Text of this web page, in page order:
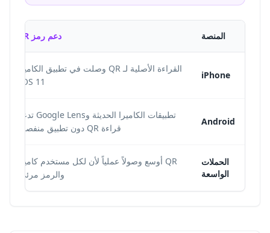
المنصة دعم رمز QR
iPhone
القراءة الأصلية لـ QR وصلت في تطبيق الكاميرا
iOS 11.
Android
تطبيقات الكاميرا الحديثة وGoogle Lens تدعم
قراءة QR دون تطبيق منفصل.
الحملات
الواسعة
QR أوسع وصولاً عملياً لأن لكل مستخدم كاميرا
والرمز مرئي.